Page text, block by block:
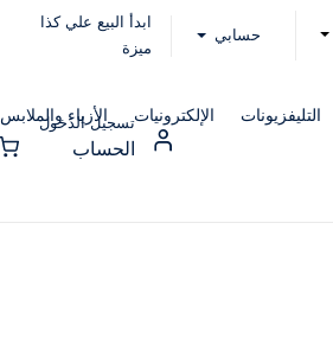
حسابي
ابدأ البيع علي كذا
ميزة
التليفزيونات الإلكترونيات الأزياء والملابس
تسجيل الدخول
الحساب